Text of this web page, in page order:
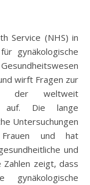
gynäkologische
wirft Fragen zur
der weltweit
auf. Die lange
Untersuchungen
und hat
und
Zahlen zeigt, dass